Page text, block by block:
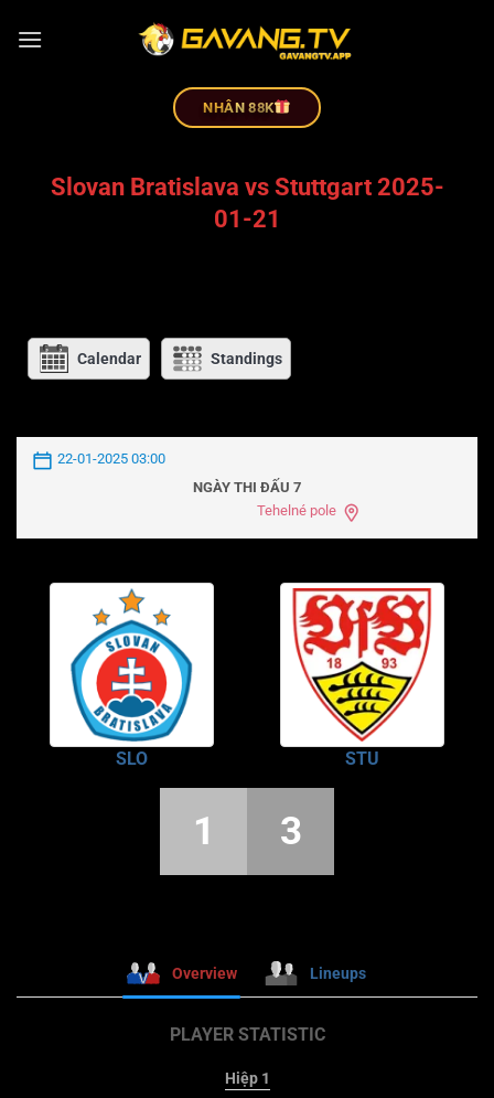
NHÂN 88K
Slovan Bratislava vs Stuttgart 2025-
01-21
Calendar Standings
22-01-2025 03:00
NGÀY THI ĐẤU 7
Tehelné pole
SLO STU
1 3
Overview Lineups
PLAYER STATISTIC
Hiệp 1